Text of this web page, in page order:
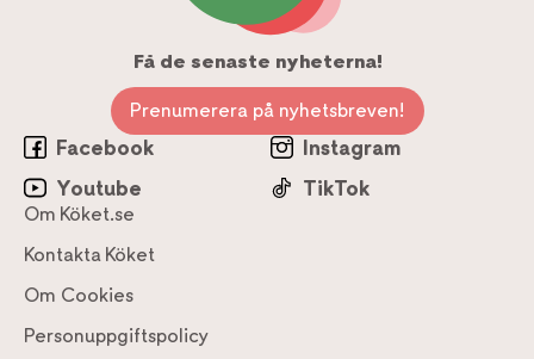
Få de senaste nyheterna!
Prenumerera på nyhetsbreven!
Facebook
Instagram
Youtube
TikTok
Om Köket.se
Kontakta Köket
Om Cookies
Personuppgiftspolicy